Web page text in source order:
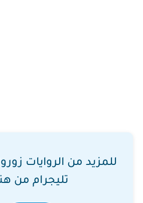
للمزيد من الروايات
تليجرام من